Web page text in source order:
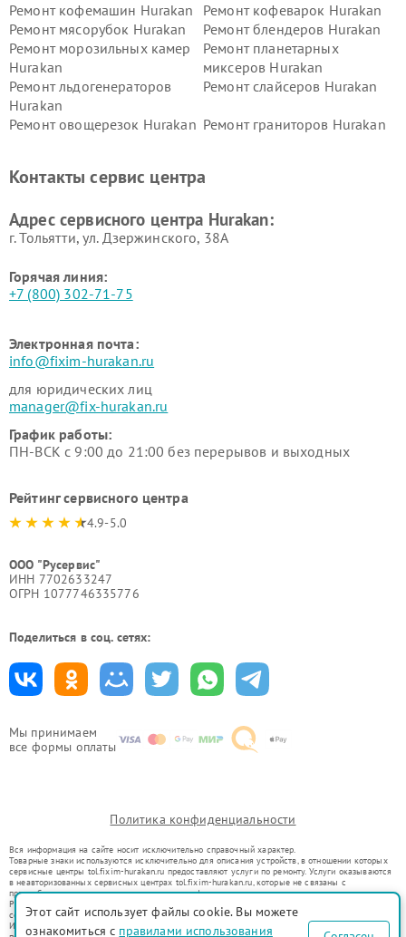
Мы принимаем
все формы оплаты
Ремонт кофемашин Hurakan
Ремонт кофеварок Hurakan
Ремонт мясорубок Hurakan
Ремонт блендеров Hurakan
Ремонт морозильных камер
Hurakan
Ремонт планетарных
миксеров Hurakan
Ремонт льдогенераторов
Hurakan
Ремонт слайсеров Hurakan
Ремонт овощерезок Hurakan Ремонт граниторов Hurakan
Hurakan
Контакты сервис центра
Адрес сервисного центра Hurakan:
г. Тольятти, ул. Дзержинского, 38А
Горячая линия:
+7 (800) 302-71-75
Электронная почта:
info@fixim-hurakan.ru
для юридических лиц
manager@fix-hurakan.ru
График работы:
ПН-ВСК с 9:00 до 21:00 без перерывов и выходных
Рейтинг сервисного центра
4.9-5.0
ООО "Русервис"
ИНН 7702633247
ОГРН 1077746335776
Поделиться в соц. сетях:
Политика конфиденциальности
Вся информация на сайте носит исключительно справочный характер.
Товарные знаки используются исключительно для описания устройств, в отношении которых
сервисные центры tol.fixim-hurakan.ru предоставляют услуги по ремонту. Услуги оказываются
в неавторизованных сервисных центрах tol.fixim-hurakan.ru, которые не связаны с
правообладателями товарных знаков или их официальными представителями.
Ремонт осуществляется для устройств, уже введенных в гражданский оборот в соответствии
со статьей 1487 ГК РФ.
Использование товарных знаков не преследует цели индивидуализации услуг или введения
Этот сайт использует файлы cookie. Вы можете
ознакомиться с правилами использования